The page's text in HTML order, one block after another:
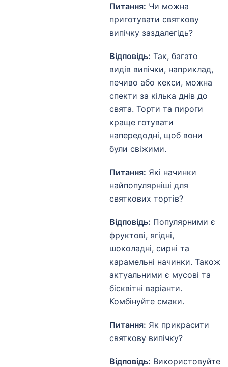
Питання: Чи можна
приготувати святкову
випічку заздалегідь?
Відповідь: Так, багато
видів випічки, наприклад,
печиво або кекси, можна
спекти за кілька днів до
свята. Торти та пироги
краще готувати
напередодні, щоб вони
були свіжими.
Питання: Які начинки
найпопулярніші для
святкових тортів?
Відповідь: Популярними є
фруктові, ягідні,
шоколадні, сирні та
карамельні начинки. Також
актуальними є мусові та
бісквітні варіанти.
Комбінуйте смаки.
Питання: Як прикрасити
святкову випічку?
Відповідь: Використовуйте